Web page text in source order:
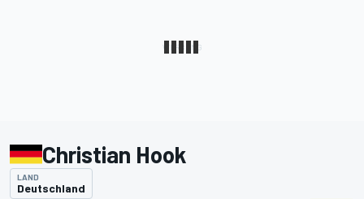
Christian Hook
LAND
Deutschland